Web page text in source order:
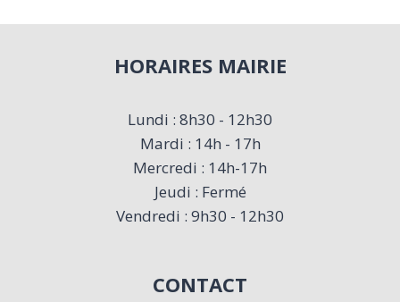
HORAIRES MAIRIE
Lundi : 8h30 - 12h30
Mardi : 14h - 17h
Mercredi : 14h-17h
Jeudi : Fermé
Vendredi : 9h30 - 12h30
CONTACT